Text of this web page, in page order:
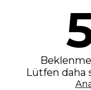
Lütfen daha